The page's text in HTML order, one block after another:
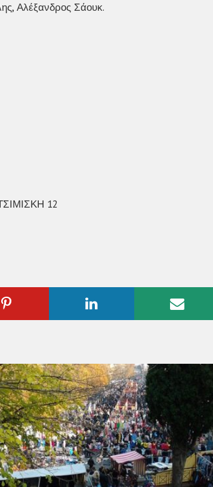
Αλέξανδρος Σάουκ.
12
Pinterest Linkedin